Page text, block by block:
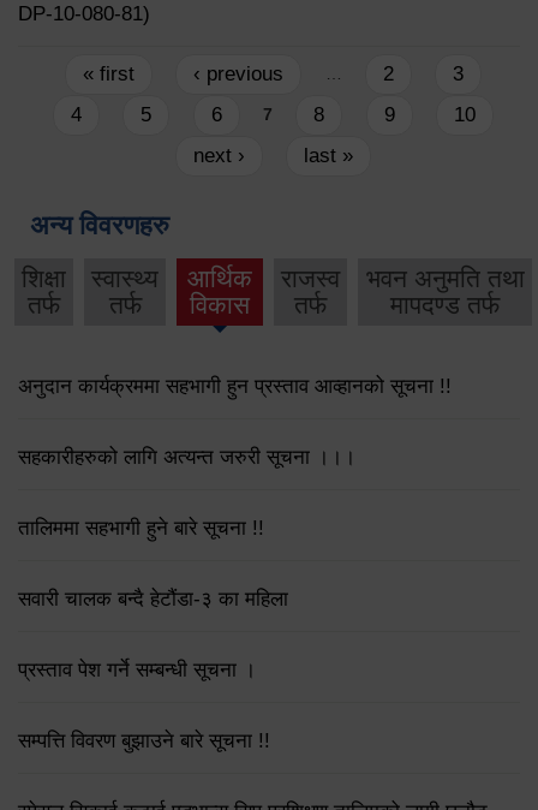
DP-10-080-81)
Pages
« first ‹ previous … 2
3
4
5 6 7 8 9
10
next ›
last »
अन्य विवरणहरु
शिक्षा
तर्फ
स्वास्थ्य
तर्फ
आर्थिक
विकास
राजस्व
तर्फ
भवन अनुमति तथा
मापदण्ड तर्फ
अनुदान कार्यक्रममा सहभागी हुन प्रस्ताव आव्हानको सूचना !!
सहकारीहरुको लागि अत्यन्त जरुरी सूचना ।।।
तालिममा सहभागी हुने बारे सूचना !!
सवारी चालक बन्दै हेटौंडा-३ का महिला
प्रस्ताव पेश गर्ने सम्बन्धी सूचना ।
सम्पत्ति विवरण बुझाउने बारे सूचना !!